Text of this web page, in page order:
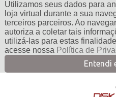
Utilizamos seus dados para
loja virtual durante a sua
terceiros parceiros. Ao
autoriza a coletar tais
utilizá-las para estas
acesse nossa Política de
Entendi